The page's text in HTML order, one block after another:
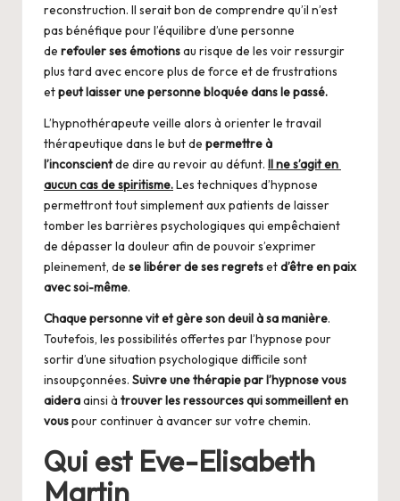
reconstruction. Il serait bon de comprendre qu’il n’est
pas bénéfique pour l’équilibre d’une personne
de refouler ses émotionsau risque de les voir ressurgir
plus tard avec encore plus de force et de frustrations
etpeut laisser une personne bloquée dans le passé.
L’hypnothérapeute veille alors à orienter le travail
thérapeutique dans le but de permettre à
l’inconscientde dire au revoir au défunt. Il ne s’agit en
aucun cas de spiritisme.Les techniques d’hypnose
permettront tout simplement aux patients de laisser
tomber les barrières psychologiques qui empêchaient
de dépasser la douleur afin de pouvoir s’exprimer
pleinement, de se libérer de ses regretsetd’être en paix
avec soi-même.
Chaque personne vit et gère son deuil à sa manière.
Toutefois, les possibilités offertes par l’hypnose pour
sortir d’une situation psychologique difficile sont
insoupçonnées. Suivre une thérapie par l’hypnose vous
aideraainsi à trouver les ressources qui sommeillent en
vouspour continuer à avancer sur votre chemin.
Qui est Eve-Elisabeth
Martin